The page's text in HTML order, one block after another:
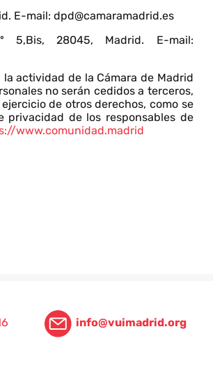
E-mail: dpd@camaramadrid.es
5,Bis, 28045, Madrid. E-mail:
actividad de la Cámara de Madrid
no serán cedidos a terceros,
de otros derechos, como se
de los responsables de
www.comunidad.madrid
info@vuimadrid.org